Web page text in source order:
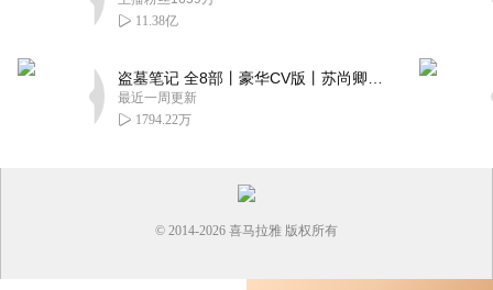
11.38亿
最近一周更新
1794.22万
© 2014-2026 喜马拉雅 版权所有